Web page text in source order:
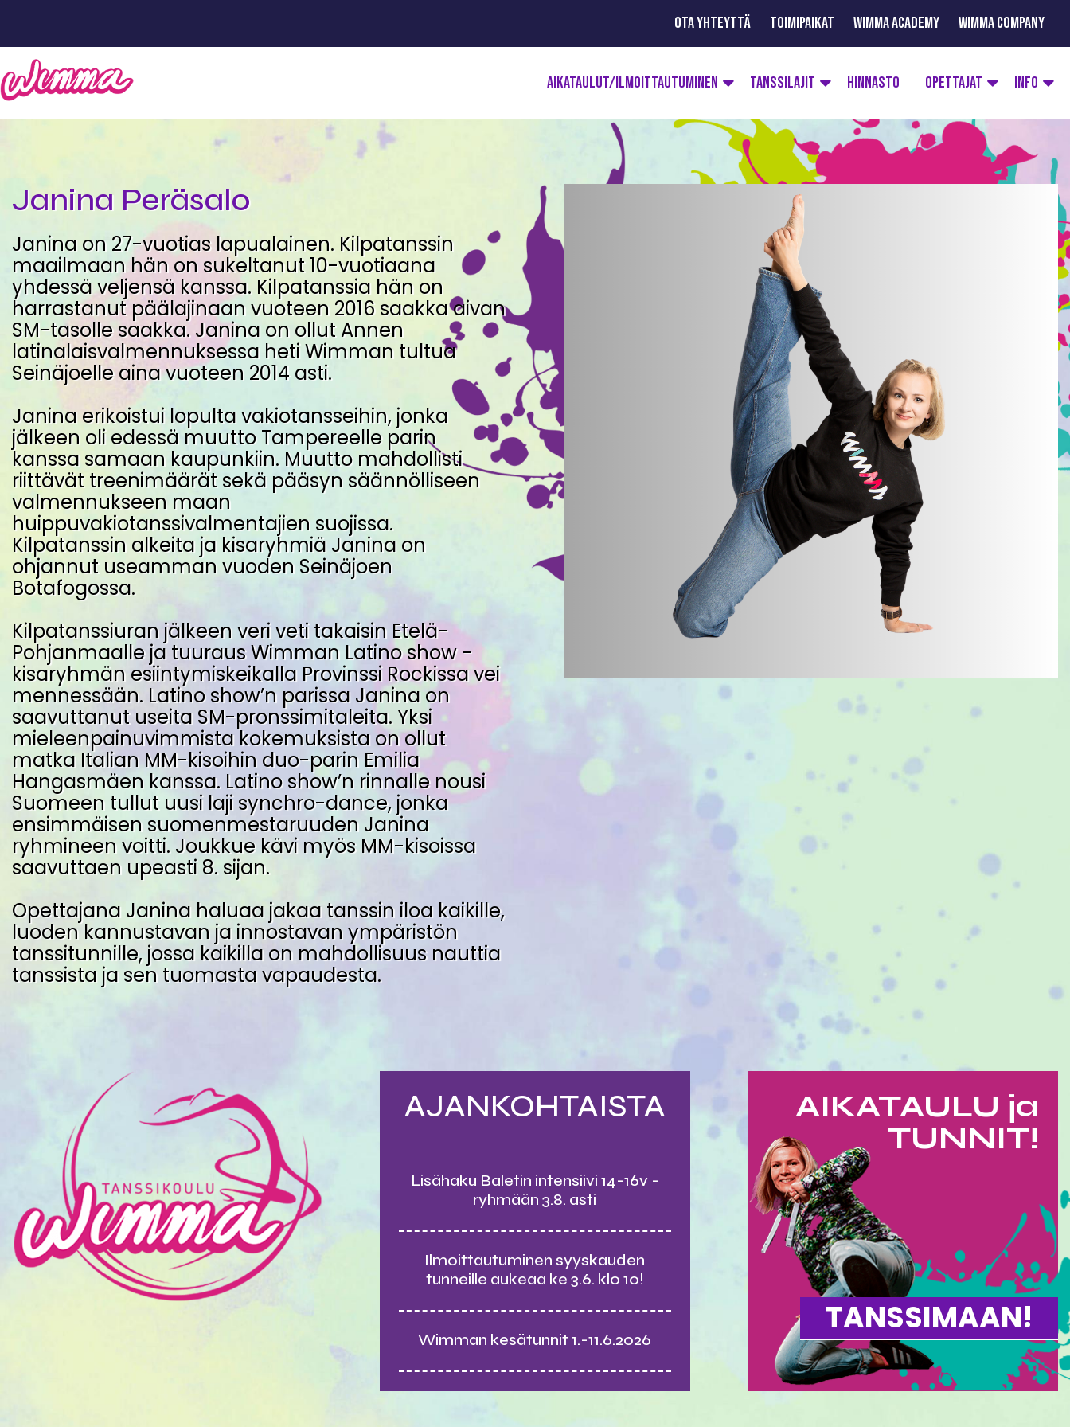
OTA YHTEYTTÄ TOIMIPAIKAT WIMMA ACADEMY WIMMA COMPANY
AIKATAULUT/ILMOITTAUTUMINEN TANSSILAJIT HINNASTO OPETTAJAT INFO
Janina Peräsalo
Janina on 27-vuotias lapualainen. Kilpatanssin
maailmaan hän on sukeltanut 10-vuotiaana
yhdessä veljensä kanssa. Kilpatanssia hän on
harrastanut päälajinaan vuoteen 2016 saakka aivan
SM-tasolle saakka. Janina on ollut Annen
latinalaisvalmennuksessa heti Wimman tultua
Seinäjoelle aina vuoteen 2014 asti.
Janina erikoistui lopulta vakiotansseihin, jonka
jälkeen oli edessä muutto Tampereelle parin
kanssa samaan kaupunkiin. Muutto mahdollisti
riittävät treenimäärät sekä pääsyn säännölliseen
valmennukseen maan
huippuvakiotanssivalmentajien suojissa.
Kilpatanssin alkeita ja kisaryhmiä Janina on
ohjannut useamman vuoden Seinäjoen
Botafogossa.
Kilpatanssiuran jälkeen veri veti takaisin Etelä-
Pohjanmaalle ja tuuraus Wimman Latino show -
kisaryhmän esiintymiskeikalla Provinssi Rockissa vei
mennessään. Latino show’n parissa Janina on
saavuttanut useita SM-pronssimitaleita. Yksi
mieleenpainuvimmista kokemuksista on ollut
matka Italian MM-kisoihin duo-parin Emilia
Hangasmäen kanssa. Latino show’n rinnalle nousi
Suomeen tullut uusi laji synchro-dance, jonka
ensimmäisen suomenmestaruuden Janina
ryhmineen voitti. Joukkue kävi myös MM-kisoissa
saavuttaen upeasti 8. sijan.
Opettajana Janina haluaa jakaa tanssin iloa kaikille,
luoden kannustavan ja innostavan ympäristön
tanssitunnille, jossa kaikilla on mahdollisuus nauttia
tanssista ja sen tuomasta vapaudesta.
AJANKOHTAISTA
Lisähaku Baletin intensiivi 14-16v -
ryhmään 3.8. asti
Ilmoittautuminen syyskauden
tunneille aukeaa ke 3.6. klo 10!
Wimman kesätunnit 1.-11.6.2026
AIKATAULU ja
TUNNIT!
TANSSIMAAN!